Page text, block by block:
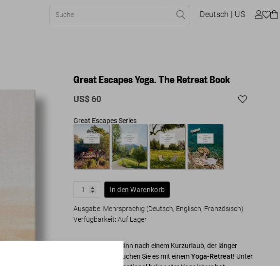
Deutsch | US
Great Escapes Yoga. The Retreat Book
US$ 60
Great Escapes Series
In den Warenkorb
Ausgabe: Mehrsprachig (Deutsch, Englisch, Französisch)
Verfügbarkeit:Auf Lager
Ihnen steht der Sinn nach einem Kurzurlaub, der länger
nachwirkt? Versuchen Sie es mit einemYoga-Retreat! Unter